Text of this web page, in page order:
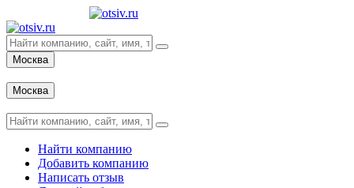
Москва
Москва
Найти компанию
Добавить компанию
Написать отзыв